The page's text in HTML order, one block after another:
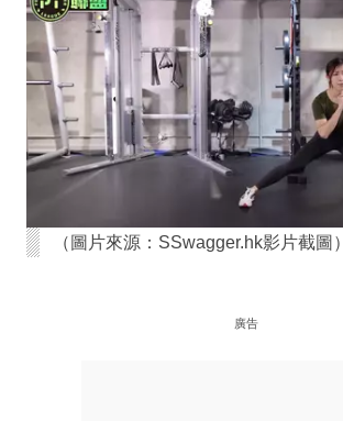
（圖片來源：SSwagger.hk影片截圖）
廣告